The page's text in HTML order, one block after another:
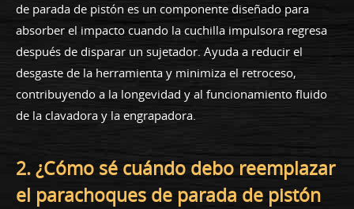
de parada de pistón es un componente diseñado para
absorber el impacto cuando la cuchilla impulsora regresa
después de disparar un sujetador. Ayuda a reducir el
desgaste de la herramienta y minimiza el retroceso,
contribuyendo a la longevidad y al funcionamiento fluido
de la clavadora y la engrapadora.
2. ¿Cómo sé cuándo debo reemplazar
el parachoques de parada de pistón